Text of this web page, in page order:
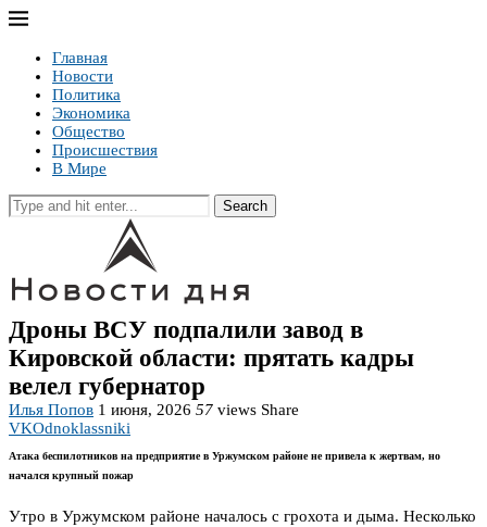
Главная
Новости
Политика
Экономика
Общество
Происшествия
В Мире
Search
Дроны ВСУ подпалили завод в
Кировской области: прятать кадры
велел губернатор
Илья Попов 1 июня, 2026 57 views Share
VKOdnoklassniki
Атака беспилотников на предприятие в Уржумском районе не привела к жертвам, но
начался крупный пожар
Утро в Уржумском районе началось с грохота и дыма. Несколько